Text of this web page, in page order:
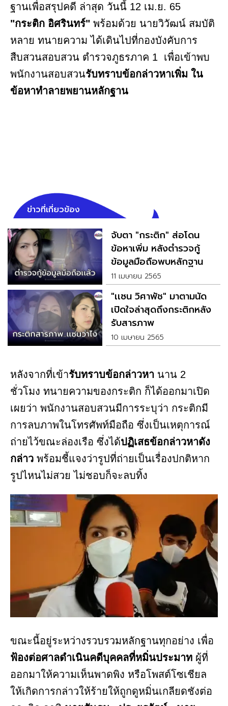
ฐานเพื่อสรุปคดี ล่าสุด วันนี้ 12 เม.ย. 65
"กระติก อิศรินทร์" พร้อมด้วย นายวิวัฒน์ สมบัติ
หลาย ทนายความ ได้เดินไปที่กองบังคับการ
สืบสวนสอบสวน ตำรวจภูธรภาค 1 เพื่อเข้าพบ
พนักงานสอบสวนรับทราบข้อกล่าวหาเพิ่ม ใน
ข้อหาทำลายพยานหลักฐาน
ข่าวที่เกี่ยวข้อง
จับตา "กระติก" ส่อโดน
ข้อหาเพิ่ม หลังตำรวจกู้
ข้อมูลมือถือพบหลักฐาน
สำคัญ
11 เมษายน 2565
"เเซน วิศาพัช" มาตามนัด
เปิดใจล่าสุดถึงกระติกหลัง
รับสารภาพ
10 เมษายน 2565
หลังจากที่เข้ารับทราบข้อกล่าวหา นาน 2
ชั่วโมง ทนายความของกระติก ก็ได้ออกมาเปิด
เผยว่า พนักงานสอบสวนมีการระบุว่า กระติกมี
การลบภาพในโทรศัพท์มือถือ ซึ่งเป็นเหตุการณ์
ถ่ายไว้ขณะล่องเรือ ซึ่งได้ปฏิเสธข้อกล่าวหาดัง
กล่าว พร้อมชี้แจงว่ารูปที่ถ่ายเป็นเรื่องปกติหาก
รูปไหนไม่สวย ไม่ชอบก็จะลบทิ้ง
ขณะนี้อยู่ระหว่างรวบรวมหลักฐานทุกอย่าง เพื่อ
ฟ้องต่อศาลดำเนินคดีบุคคลที่หมิ่นประมาท ผู้ที่
ออกมาให้ความเห็นพาดพิง หรือโพสต์โซเชียล
ให้เกิดการกล่าวให้ร้ายให้ถูกดูหมิ่นเกลียดชังต่อ